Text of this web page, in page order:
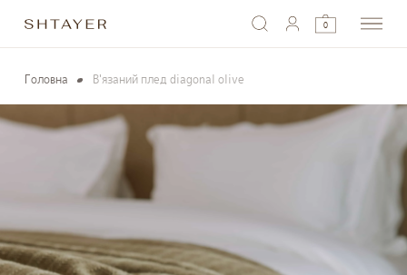
0
Головна В'язаний плед diagonal olive